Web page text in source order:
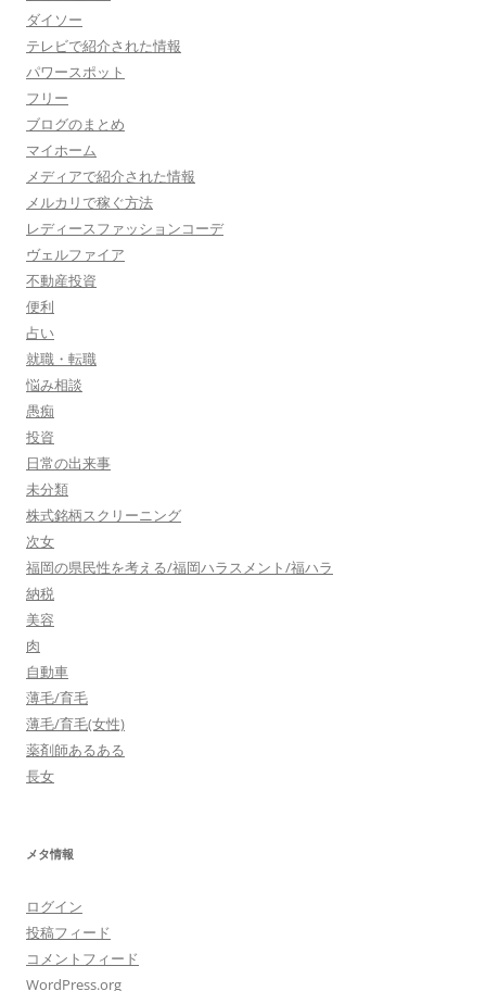
ダイソー
テレビで紹介された情報
パワースポット
フリー
ブログのまとめ
マイホーム
メディアで紹介された情報
メルカリで稼ぐ方法
レディースファッションコーデ
ヴェルファイア
不動産投資
便利
占い
就職・転職
悩み相談
愚痴
投資
日常の出来事
未分類
株式銘柄スクリーニング
次女
福岡の県民性を考える/福岡ハラスメント/福ハラ
納税
美容
肉
自動車
薄毛/育毛
薄毛/育毛(女性)
薬剤師あるある
長女
メタ情報
ログイン
投稿フィード
コメントフィード
WordPress.org